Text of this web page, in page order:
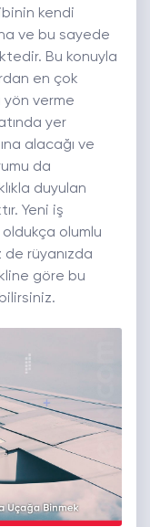
kendi
ve bu sayede
Bu konuyla
en çok
yön verme
yer
alacağı ve
da
duyulan
Yeni iş
olumlu
de rüyanızda
göre bu